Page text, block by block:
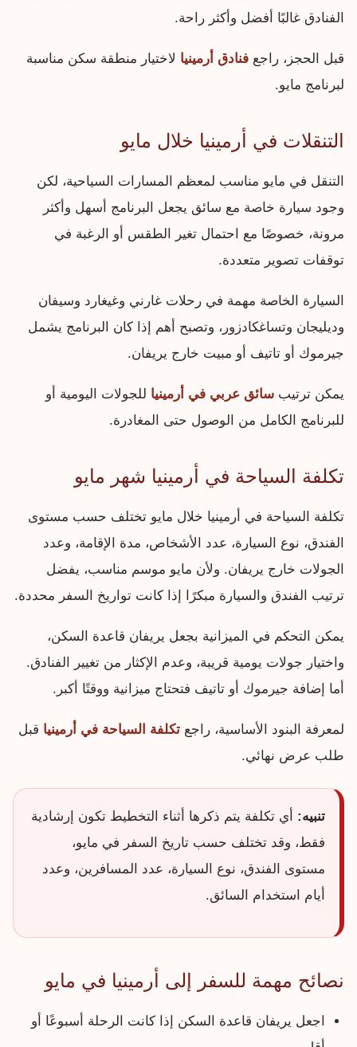
الفنادق غالبًا أفضل وأكثر راحة.
قبل الحجز، راجع فنادق أرمينيا لاختيار منطقة سكن مناسبة
لبرنامج مايو.
التنقلات في أرمينيا خلال مايو
التنقل في مايو مناسب لمعظم المسارات السياحية، لكن
وجود سيارة خاصة مع سائق يجعل البرنامج أسهل وأكثر
مرونة، خصوصًا مع احتمال تغير الطقس أو الرغبة في
توقفات تصوير متعددة.
السيارة الخاصة مهمة في رحلات غارني وغيغارد وسيفان
وديليجان وتساغكادزور، وتصبح أهم إذا كان البرنامج يشمل
جيرموك أو تاتيف أو مبيت خارج يريفان.
يمكن ترتيب سائق عربي في أرمينيا للجولات اليومية أو
للبرنامج الكامل من الوصول حتى المغادرة.
تكلفة السياحة في أرمينيا شهر مايو
تكلفة السياحة في أرمينيا خلال مايو تختلف حسب مستوى
الفندق، نوع السيارة، عدد الأشخاص، مدة الإقامة، وعدد
الجولات خارج يريفان. ولأن مايو موسم مناسب، يفضل
ترتيب الفندق والسيارة مبكرًا إذا كانت تواريخ السفر محددة.
يمكن التحكم في الميزانية بجعل يريفان قاعدة السكن،
واختيار جولات يومية قريبة، وعدم الإكثار من تغيير الفنادق.
أما إضافة جيرموك أو تاتيف فتحتاج ميزانية ووقتًا أكبر.
لمعرفة البنود الأساسية، راجع تكلفة السياحة في أرمينيا قبل
طلب عرض نهائي.
تنبيه: أي تكلفة يتم ذكرها أثناء التخطيط تكون إرشادية
فقط، وقد تختلف حسب تاريخ السفر في مايو،
مستوى الفندق، نوع السيارة، عدد المسافرين، وعدد
أيام استخدام السائق.
نصائح مهمة للسفر إلى أرمينيا في مايو
اجعل يريفان قاعدة السكن إذا كانت الرحلة أسبوعًا أو